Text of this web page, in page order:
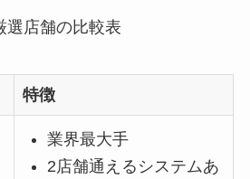
選店舗の比較表
特徴
業界最大手
2店舗通えるシステムあ